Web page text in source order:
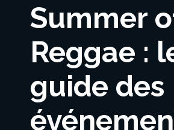
Summer
Reggae :
guide des